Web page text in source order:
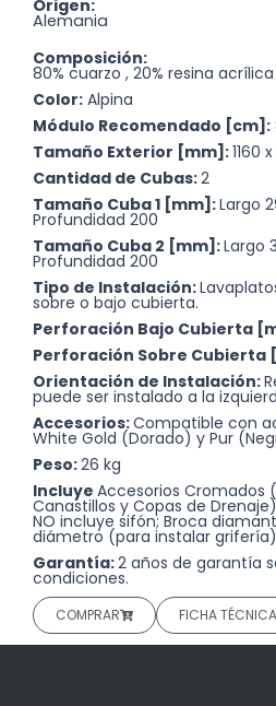
Origen:
Alemania
Composición:
80% cuarzo , 20% resina
Color: Alpina
Módulo Recomendado [cm]:
Tamaño Exterior [mm]:1160
Cantidad de Cubas:2
Tamaño Cuba 1 [mm]:Largo
Profundidad 200
Tamaño Cuba 2 [mm]:Largo
Profundidad 200
Tipo de Instalación:
sobre o bajo cubierta.
Perforación Bajo Cubierta
Perforación Sobre Cubierta
Orientación de Instalación:
puede ser instalado a la
Accesorios:Compatible con
White Gold (Dorado) y Pur
Peso:26 kg
Incluye Accesorios Cromados
Canastillos y Copas de
NO incluye sifón; Broca
diámetro (para instalar
Garantía:2 años de garantía
condiciones.
COMPRAR FICHA TÉCNICA